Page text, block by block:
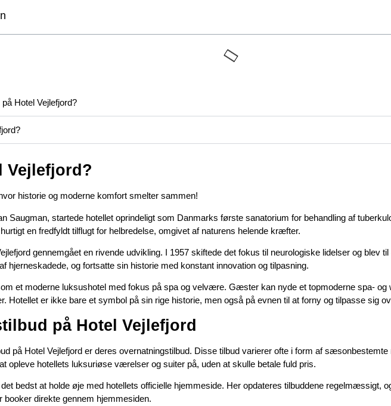
Hotel Vejlefjord?
Vejlefjord?
historie og moderne komfort smelter sammen!
Saugman, startede hotellet oprindeligt som Danmarks første sanatorium for behandling af
en fredfyldt tilflugt for helbredelse, omgivet af naturens helende kræfter.
gennemgået en rivende udvikling. I 1957 skiftede det fokus til neurologiske lidelser og blev
hjerneskadede, og fortsatte sin historie med konstant innovation og tilpasning.
et moderne luksushotel med fokus på spa og velvære. Gæster kan nyde et topmoderne spa-
Hotellet er ikke bare et symbol på sin rige historie, men også på evnen til at forny og tilpasse sig
på Hotel Vejlefjord
på Hotel Vejlefjord er deres overnatningstilbud. Disse tilbud varierer ofte i form af
opleve hotellets luksuriøse værelser og suiter på, uden at skulle betale fuld pris.
bedst at holde øje med hotellets officielle hjemmeside. Her opdateres tilbuddene regelmæssigt,
direkte gennem hjemmesiden.